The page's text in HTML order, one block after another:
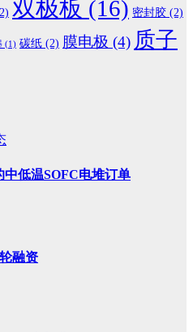
双极板 (16) 密封胶 (2)
(1) 碳纸 (2) 膜电极 (4) 质子
中低温SOFC电堆订单
融资